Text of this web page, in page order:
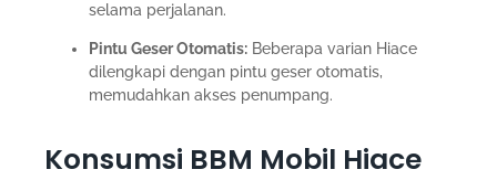
selama perjalanan.
Pintu Geser Otomatis: Beberapa varian Hiace
dilengkapi dengan pintu geser otomatis,
memudahkan akses penumpang.
Konsumsi BBM Mobil Hiace